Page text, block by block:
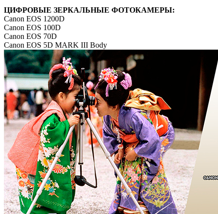
ЦИФРОВЫЕ ЗЕРКАЛЬНЫЕ ФОТОКАМЕРЫ:
Canon EOS 1200D
Canon EOS 100D
Canon EOS 70D
Canon EOS 5D MARK III Body